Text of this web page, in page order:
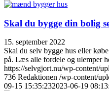
Skal du bygge din bolig
15. september 2022
Skal du selv bygge hus eller
på. Læs alle fordele og ulemper
https://selvgjort.nu/wp-content/
736 Redaktionen /wp-content/
09-15 15:35:232023-06-19